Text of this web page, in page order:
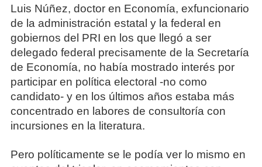
Luis Núñez, doctor en Economía, exfuncionario
de la administración estatal y la federal en
gobiernos del PRI en los que llegó a ser
delegado federal precisamente de la Secretaría
de Economía, no había mostrado interés por
participar en política electoral -no como
candidato- y en los últimos años estaba más
concentrado en labores de consultoría con
incursiones en la literatura.
Pero políticamente se le podía ver lo mismo en